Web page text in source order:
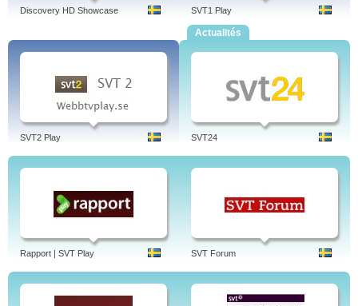
Discovery HD Showcase SVT1 Play
SVT2 Play
Actualités
SVT24
Rapport | SVT Play SVT Forum